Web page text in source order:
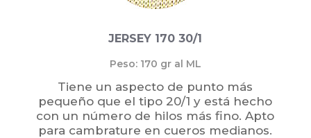
JERSEY 170 30/1
Peso: 170 gr al ML
Tiene un aspecto de punto más
pequeño que el tipo 20/1 y está hecho
con un número de hilos más fino. Apto
para cambrature en cueros medianos.